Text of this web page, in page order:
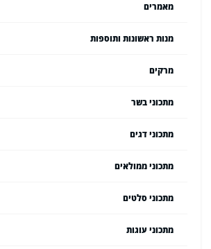
מאמרים
מנות ראשונות ותוספות
מרקים
מתכוני בשר
מתכוני דגים
מתכוני ממולאים
מתכוני סלטים
מתכוני עוגות